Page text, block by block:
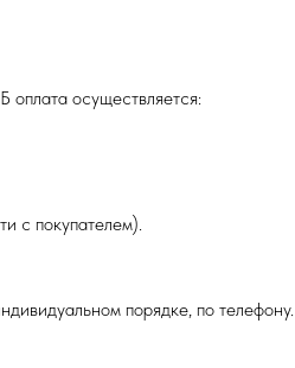
оплата осуществляется:
с покупателем).
порядке, по телефону.